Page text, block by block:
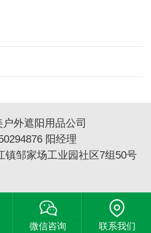
外遮阳用品公司
阳经理
镇邹家场工业园社区7组50号
微信咨询 联系我们